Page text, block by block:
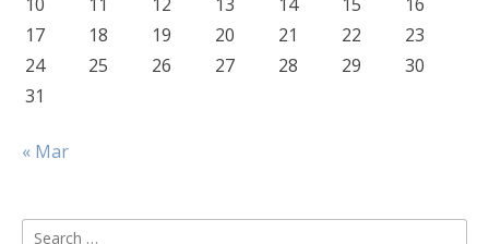
17
18 19 20 21 22
23
24
25 26 27 28 29
30
31
« Mar
Search